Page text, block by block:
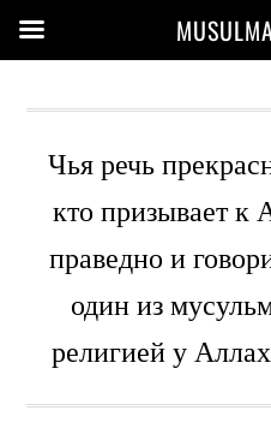
Чья речь
кто призывает к
праведно и
один из
религией у